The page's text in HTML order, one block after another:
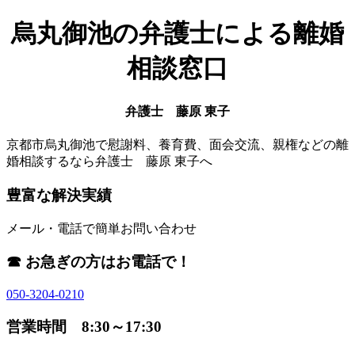
烏丸御池の弁護士による離婚
相談窓口
弁護士 藤原 東子
京都市烏丸御池で慰謝料、養育費、面会交流、親権などの離
婚相談するなら弁護士 藤原 東子へ
豊富な解決実績
メール・電話で簡単お問い合わせ
☎ お急ぎの方はお電話で！
050-3204-0210
営業時間 8:30～17:30